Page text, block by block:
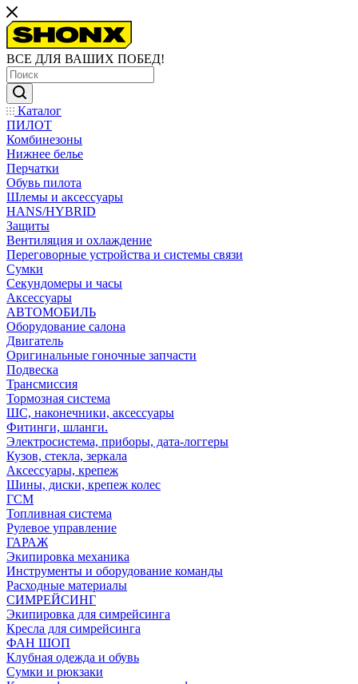
ВСЕ ДЛЯ ВАШИХ ПОБЕД!
Каталог
ПИЛОТ
Комбинезоны
Нижнее белье
Перчатки
Обувь пилота
Шлемы и аксессуары
HANS/HYBRID
Защиты
Вентиляция и охлаждение
Переговорные устройства и системы связи
Сумки
Секундомеры и часы
Аксессуары
АВТОМОБИЛЬ
Оборудование салона
Двигатель
Оригинальные гоночные запчасти
Подвеска
Трансмиссия
Тормозная система
ШС, наконечники, аксессуары
Фитинги, шланги.
Электросистема, приборы, дата-логгеры
Кузов, стекла, зеркала
Аксессуары, крепеж
Шины, диски, крепеж колес
ГСМ
Топливная система
Рулевое управление
ГАРАЖ
Экипировка механика
Инструменты и оборудование команды
Расходные материалы
СИМРЕЙСИНГ
Экипировка для симрейсинга
Кресла для симрейсинга
ФАН ШОП
Клубная одежда и обувь
Сумки и рюкзаки